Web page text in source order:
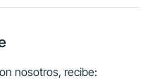
nosotros, recibe: